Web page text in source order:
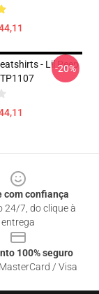
- Lil Peep
-20%
com confiança
24/7, do clique à
entrega
100% seguro
/ Visa